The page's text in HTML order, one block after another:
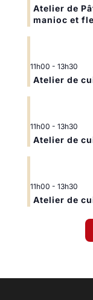
Atelier de
manioc et
11h00 - 13h30
Atelier de
11h00 - 13h30
Atelier de
11h00 - 13h30
Atelier de